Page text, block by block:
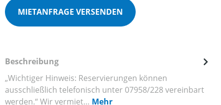
MIETANFRAGE VERSENDEN
Beschreibung
„Wichtiger Hinweis: Reservierungen können
ausschließlich telefonisch unter 07958/228 vereinbart
werden.“ Wir vermiet… Mehr